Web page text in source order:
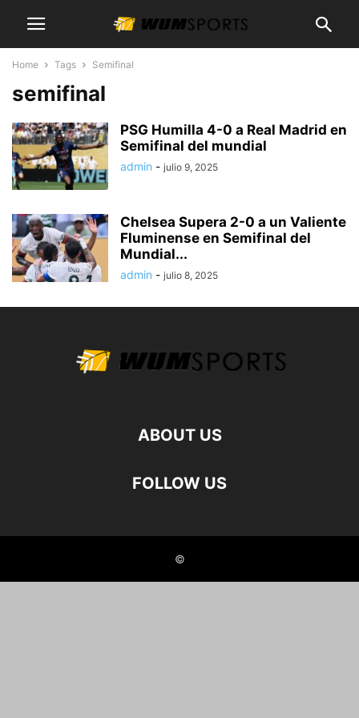
Home Tags Semifinal
semifinal
PSG Humilla 4-0 a Real Madrid en
Semifinal del mundial
admin - julio 9, 2025
Chelsea Supera 2-0 a un Valiente
Fluminense en Semifinal del
Mundial...
admin - julio 8, 2025
ABOUT US
FOLLOW US
©